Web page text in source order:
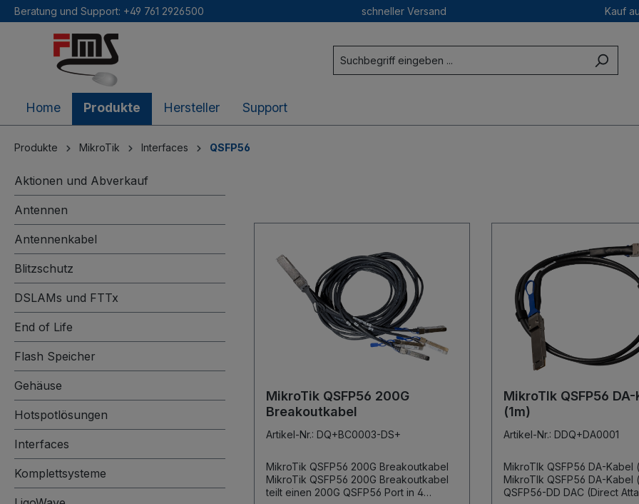
springen
Beratung und Support: +49 761 2926500 schneller Versand Kauf
Home Produkte Hersteller Support
Produkte MikroTik Interfaces QSFP56
Aktionen und Abverkauf
Antennen
Antennenkabel
Blitzschutz
DSLAMs und FTTx
End of Life
Flash Speicher
Gehäuse
Hotspotlösungen
Interfaces
Komplettsysteme
MikroTik QSFP56 200G
Breakoutkabel
Artikel-Nr.: DQ+BC0003-DS+
MikroTik QSFP56 200G Breakoutkabel
MikroTik QSFP56 200G Breakoutkabel
teilt einen 200G QSFP56 Port in 4
MikroTIk QSFP56
(1m)
Artikel-Nr.: DDQ+DA0001
MikroTIk QSFP56 DA-Kabel
MikroTIk QSFP56 DA-Kabel
QSFP56-DD DAC (Direct